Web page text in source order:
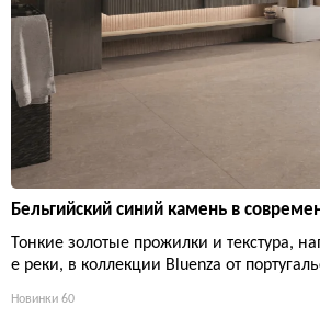
Бельгийский синий камень в
Тонкие золотые прожилки и текстура,
е реки, в коллекции Bluenza от
Новинки 60